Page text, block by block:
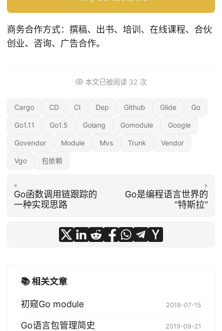
商务合作方式：撰稿、出书、培训、在线课程、合伙
创业、咨询、广告合作。
本文已被阅读 32 次
Cargo CD CI Dep Github Glide Go
Go1.11 Go1.5 Golang Gomodule Google
Govendor Module Mvs Trunk Vendor
Vgo 包依赖
«
Go函数调用链跟踪的
一种实现思路
»
Go是编程语言世界的
“特斯拉”
📚 相关文章
初窥Go module 2018-07-15
Go语言包管理简史 2019-09-21